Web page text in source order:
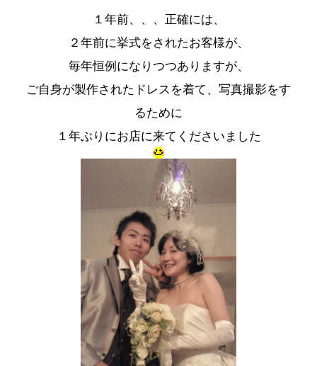
１年前、、、正確には、
２年前に挙式をされたお客様が、
毎年恒例になりつつありますが、
ご自身が製作されたドレスを着て、写真撮影をす
るために
１年ぶりにお店に来てくださいました